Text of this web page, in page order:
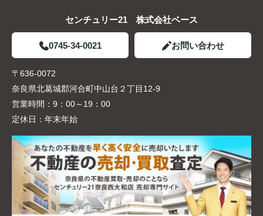
センチュリー21 株式会社ベース
0745-34-0021 お問い合わせ
〒636-0072
奈良県北葛城郡河合町中山台２丁目12-9
営業時間： 9：00～19：00
定休日： 年末年始